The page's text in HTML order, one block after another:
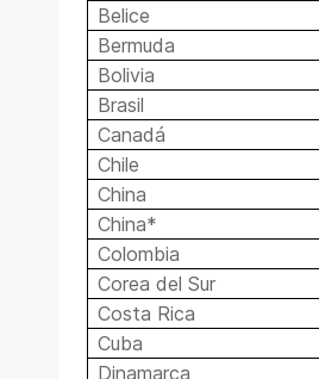
Belice
Bermuda
Bolivia
Brasil
Canadá
Chile
China
China*
Colombia
Corea del Sur
Costa Rica
Cuba
Dinamarca